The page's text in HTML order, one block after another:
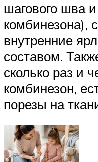
шагового шва
комбинезона),
внутренние
составом.
сколько раз и
комбинезон,
порезы на